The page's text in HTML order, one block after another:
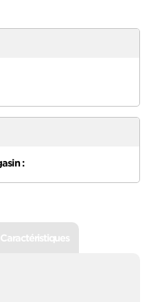
:
Caractéristiques